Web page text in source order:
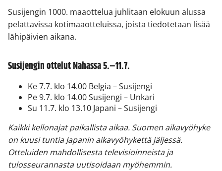
Susijengin 1000. maaottelua juhlitaan elokuun alussa
pelattavissa kotimaaotteluissa, joista tiedotetaan lisää
lähipäivien aikana.
Susijengin ottelut Nahassa 5.–11.7.
Ke 7.7. klo 14.00 Belgia – Susijengi
Pe 9.7. klo 14.00 Susijengi – Unkari
Su 11.7. klo 13.10 Japani – Susijengi
Kaikki kellonajat paikallista aikaa. Suomen aikavyöhyke
on kuusi tuntia Japanin aikavyöhykettä jäljessä.
Otteluiden mahdollisesta televisioinneista ja
tulosseurannasta uutisoidaan myöhemmin.